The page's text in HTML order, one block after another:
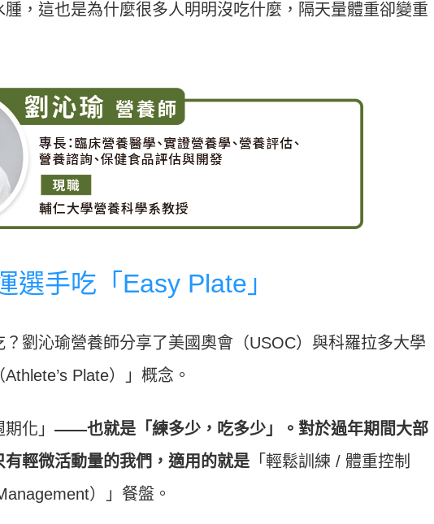
，這也是為什麼很多人明明沒吃什麼，隔天量體重卻變重
選手吃「Easy Plate」
劉沁瑜營養師分享了美國奧會（USOC）與科羅拉多大學
Plate）」概念。
化」 ——也就是「練多少，吃多少」。對於過年期間大部
輕微活動量的我們，適用的就是 「輕鬆訓練 / 體重控制
）」餐盤。